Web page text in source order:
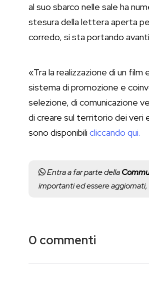
al suo sbarco nelle sale ha
stesura della lettera aperta
corredo, si sta portando
«Tra la realizzazione di un
sistema di promozione e
selezione, di comunicazione
di creare sul territorio dei veri
sono disponibili cliccando qui.
Entra a far parte della
importanti ed essere
0 commenti